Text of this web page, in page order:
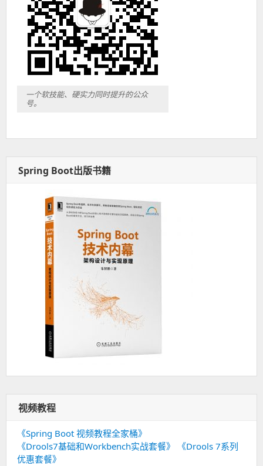
一个软技能、硬实力同时提升的公众
号。
Spring Boot出版书籍
视频教程
《Spring Boot 视频教程全家桶》
《Drools7基础和Workbench实战套餐》
《Drools 7系列
优惠套餐》